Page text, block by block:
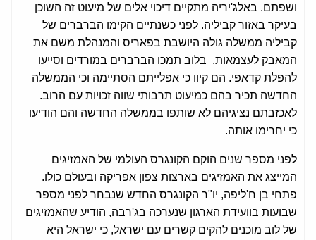
ושפתם. באלג'יריה מתקיים דיכוי אלים של מיעוט זה השוכן
בעיקר באזור קביליה. לפני כשנתיים הקימו הברברים של
קביליה ממשלה גולה היושבת בפאריס והמנהלת משם את
המאבק לעצמאות. בלוב תמכו הברברים במורדים וסייעו
להפלת קדאפי. הם קיוו כי אפלייתם הסתיימה וכי הממשלה
החדשה תכיר בהם כמיעוט תרבותי שווה זכויות עם הרוב.
לאכזבתם נציגיהם לא שותפו בממשלה החדשה והם הודיעו
כי יחרימו אותה.
לפני מספר שנים הוקם הקונגרס העולמי של האמזיגים
המייצג את האמזיגים בארצות צפון אפריקה ובעולם כולו.
פתחי בן ח'ליפה, יו"ר הקונגרס החדש שנבחר לפני מספר
שבועות בוועידת הארגון שנערכה בג'רבה, הודיע שהאמזיגים
של לוב מוכנים להקים קשרים עם ישראל, כי ישראל היא